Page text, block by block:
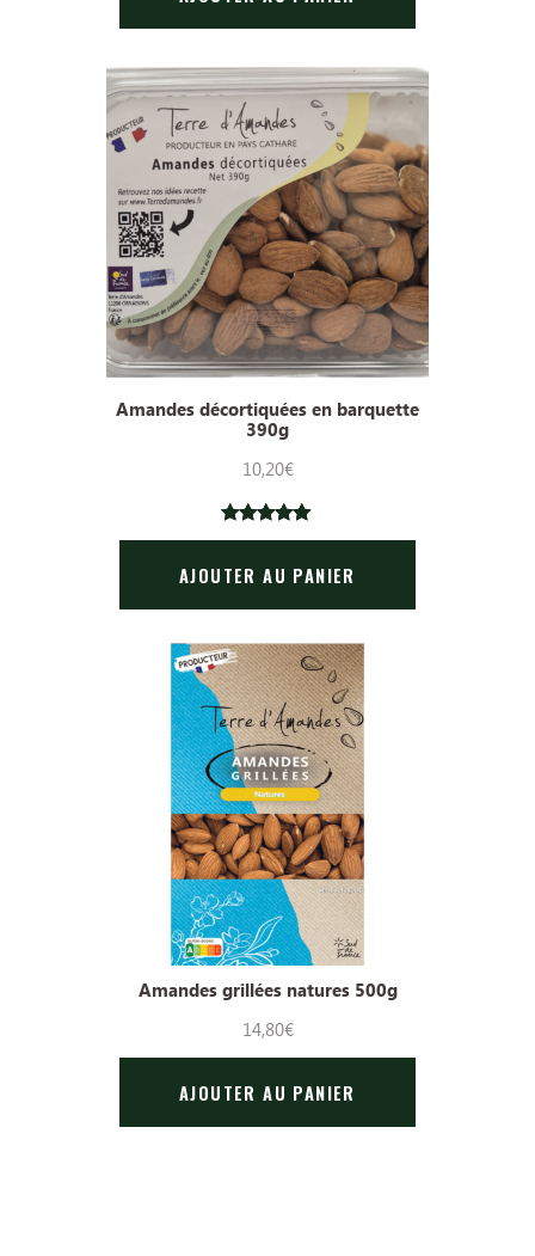
Amandes décortiquées en barquette
390g
10,20€
Noté5.00
sur 5
4
client
AJOUTER AU PANIER
Amandes grillées natures 500g
14,80€
AJOUTER AU PANIER